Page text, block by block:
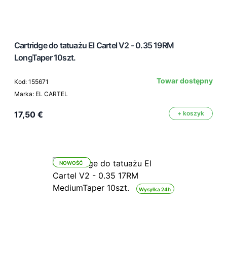
Cartridge do tatuażu El Cartel V2 - 0.35 19RM
LongTaper 10szt.
Kod: 155671
Marka: EL CARTEL
Towar dostępny
17,50 € + koszyk
Wysyłka 24h
NOWOŚĆ